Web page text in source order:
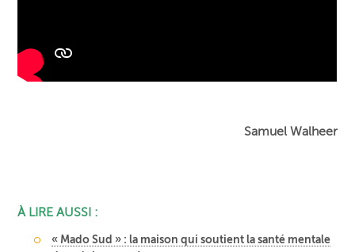
Samuel Walheer
À LIRE AUSSI :
« Mado Sud » : la maison qui soutient la santé mentale